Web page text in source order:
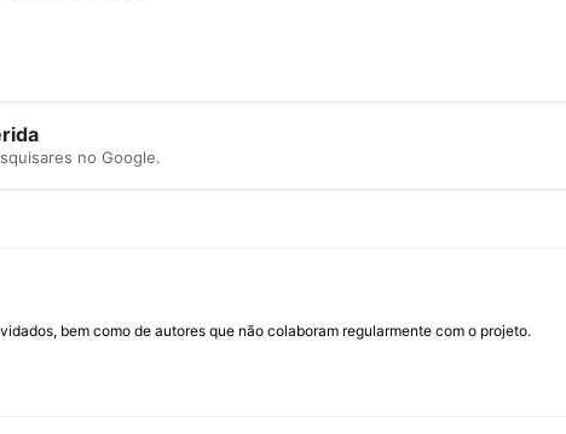
no Google.
bem como de autores que não colaboram regularmente com o projeto.